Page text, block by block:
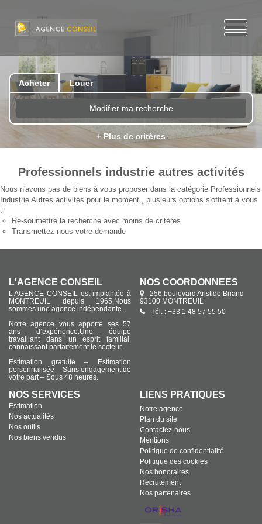
Acheter Louer
Modifier ma recherche
+ Plus de critères
Professionnels industrie autres activités
Nous n'avons pas de biens à vous proposer dans la catégorie Professionnels
Industrie Autres activités pour le moment , plusieurs options s'offrent à vous
:
Re-soumettre la recherche avec moins de critères.
Transmettez-nous votre demande
L'AGENCE CONSEIL
L’AGENCE CONSEIL est implantée à
MONTREUIL depuis 1965.Nous
sommes une agence indépendante.
Notre agence vous apporte ses 57
ans d’expérience.Une équipe
travaillant dans un esprit familial,
connaissant parfaitement le secteur.
Estimation gratuite – Estimation
personnalisée – Sans engagement de
votre part – Sous 48 heures.
NOS COORDONNÉES
256 boulevard Aristide Briand
93100 MONTREUIL
Tél. : +33 1 48 57 55 50
NOS SERVICES
Estimation
Nos actualités
Nos outils
Nos biens vendus
LIENS PRATIQUES
Notre agence
Plan du site
Contactez-nous
Mentions
Politique de confidentialité
Politique des cookies
Nos honoraires
Recrutement
Nos partenaires